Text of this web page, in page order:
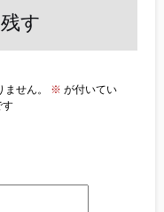
す
せん。 ※ が付いてい
す